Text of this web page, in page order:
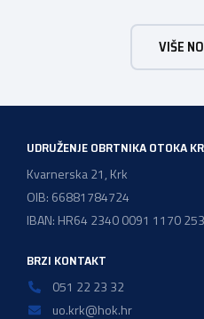
postojanja i rada dužu od 50
da se svi aktivno uključite u
VIŠE
UDRUŽENJE OBRTNIKA OTOKA
Kvarnerska 21, Krk
OIB: 66881784724
IBAN: HR64 2340 0091 1170
BRZI KONTAKT
051 22 23 32
uo.krk@hok.hr